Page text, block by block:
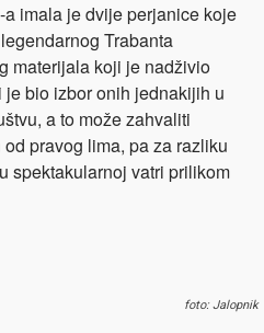
imala je dvije perjanice koje
Trabanta
materijala koji je nadživio
bio izbor onih jednakijih u
a to može zahvaliti
pravog lima, pa za razliku
spektakularnoj vatri prilikom
foto: Jalopnik